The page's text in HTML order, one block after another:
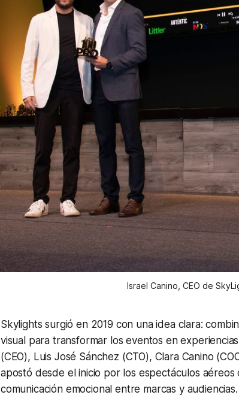
Israel Canino, CEO de
Skylights surgió en 2019 con una idea clara:
visual para transformar los eventos en
(CEO), Luis José Sánchez (CTO), Clara Canino
apostó desde el inicio por los espectáculos
comunicación emocional entre marcas y audiencias.